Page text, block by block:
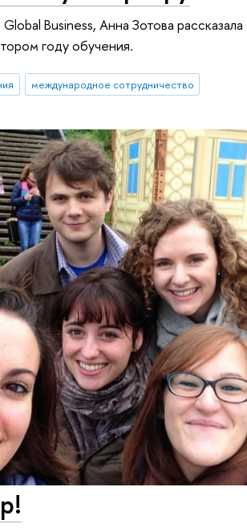
Business, Анна Зотова
году обучения.
международное сотрудничество